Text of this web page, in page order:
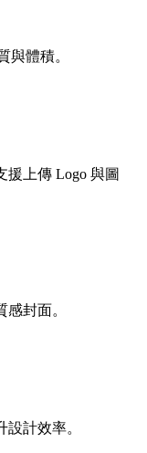
與體積。
上傳 Logo 與圖
封面。
計效率。